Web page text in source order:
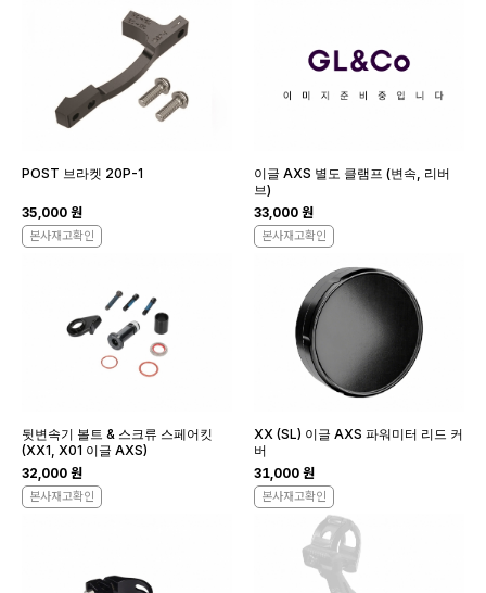
POST 브라켓 20P-1
35,000 원
본사재고확인
이글 AXS 별도 클램프 (변속, 리버
브)
33,000 원
본사재고확인
뒷변속기 볼트 & 스크류 스페어킷
(XX1, X01 이글 AXS)
32,000 원
본사재고확인
XX (SL) 이글 AXS 파워미터 리드 커
버
31,000 원
본사재고확인